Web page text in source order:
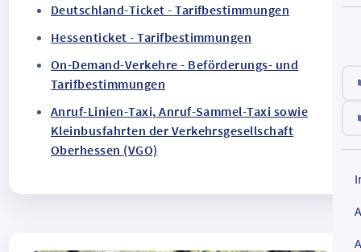
Deutschland-Ticket - Tarifbestimmungen
Hessenticket - Tarifbestimmungen
On-Demand-Verkehre - Beförderungs- und
Tarifbestimmungen
Anruf-Linien-Taxi, Anruf-Sammel-Taxi sowie
Kleinbusfahrten der Verkehrsgesellschaft
Oberhessen (VGO)